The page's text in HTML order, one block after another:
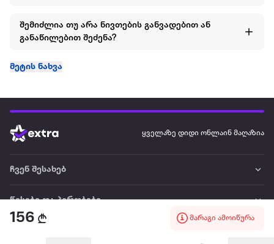
156 მარაგი ამოიწურა
შემიძლია თუ არა ნივთების განვადებით ან
განაწილებით შეძენა?
მეტის ნახვა
ყველაზე დიდი ონლაინ მაღაზია
ჩვენ შესახებ
წესები და პირობები